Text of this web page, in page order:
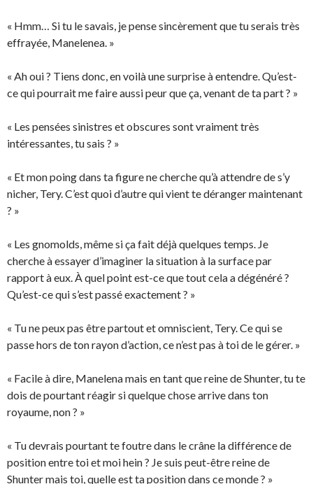
« Hmm… Si tu le savais, je pense sincèrement que tu serais très
effrayée, Manelenea. »
« Ah oui ? Tiens donc, en voilà une surprise à entendre. Qu’est-
ce qui pourrait me faire aussi peur que ça, venant de ta part ? »
« Les pensées sinistres et obscures sont vraiment très
intéressantes, tu sais ? »
« Et mon poing dans ta figure ne cherche qu’à attendre de s’y
nicher, Tery. C’est quoi d’autre qui vient te déranger maintenant
? »
« Les gnomolds, même si ça fait déjà quelques temps. Je
cherche à essayer d’imaginer la situation à la surface par
rapport à eux. À quel point est-ce que tout cela a dégénéré ?
Qu’est-ce qui s’est passé exactement ? »
« Tu ne peux pas être partout et omniscient, Tery. Ce qui se
passe hors de ton rayon d’action, ce n’est pas à toi de le gérer. »
« Facile à dire, Manelena mais en tant que reine de Shunter, tu te
dois de pourtant réagir si quelque chose arrive dans ton
royaume, non ? »
« Tu devrais pourtant te foutre dans le crâne la différence de
position entre toi et moi hein ? Je suis peut-être reine de
Shunter mais toi, quelle est ta position dans ce monde ? »